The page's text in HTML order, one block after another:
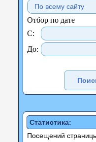
Отбор по дате
С:
До:
Статистика:
Посещений